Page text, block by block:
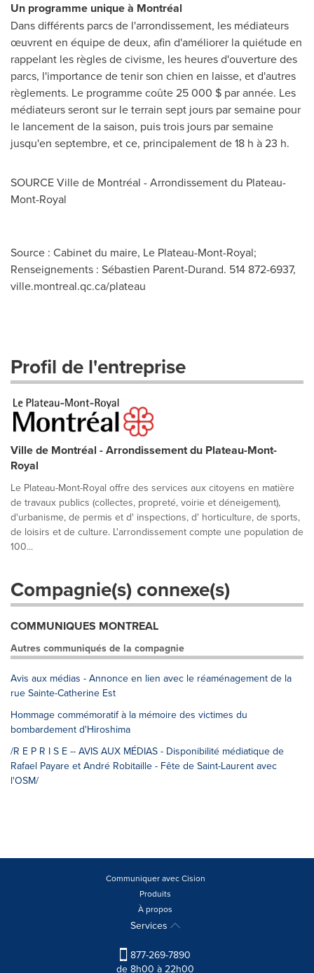
Un programme unique à Montréal
Dans différents parcs de l'arrondissement, les médiateurs
œuvrent en équipe de deux, afin d'améliorer la quiétude en
rappelant les règles de civisme, les heures d'ouverture des
parcs, l'importance de tenir son chien en laisse, et d'autres
règlements. Le programme coûte 25 000 $ par année. Les
médiateurs seront sur le terrain sept jours par semaine pour
le lancement de la saison, puis trois jours par semaine
jusqu'en septembre, et ce, principalement de 18 h à 23 h.
SOURCE Ville de Montréal - Arrondissement du Plateau-
Mont-Royal
Source : Cabinet du maire, Le Plateau-Mont-Royal;
Renseignements : Sébastien Parent-Durand. 514 872-6937,
ville.montreal.qc.ca/plateau
Profil de l'entreprise
Ville de Montréal - Arrondissement du Plateau-Mont-
Royal
Le Plateau-Mont-Royal offre des services aux citoyens en matière
de travaux publics (collectes, propreté, voirie et déneigement),
d'urbanisme, de permis et d' inspections, d' horticulture, de sports,
de loisirs et de culture. L'arrondissement compte une population de
100...
Compagnie(s) connexe(s)
COMMUNIQUES MONTREAL
Autres communiqués de la compagnie
Avis aux médias - Annonce en lien avec le réaménagement de la
rue Sainte-Catherine Est
Hommage commémoratif à la mémoire des victimes du
bombardement d'Hiroshima
/R E P R I S E -- AVIS AUX MÉDIAS - Disponibilité médiatique de
Rafael Payare et André Robitaille - Fête de Saint-Laurent avec
l'OSM/
Communiquer avec Cision
Produits
À propos
Services
877-269-7890
de 8h00 à 22h00